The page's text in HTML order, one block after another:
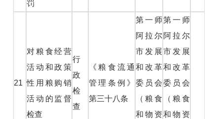
罚
21
对粮食经营
活动和政策
性用粮购销
活动的监督
检查
行
政
检
查
《粮食流通
管理条例》
第三十八条
第一师
阿拉尔
市发展
和改革
委员会
（粮食
和物资
第一师
阿拉尔
市发展
和改革
委员会
（粮食
和物资